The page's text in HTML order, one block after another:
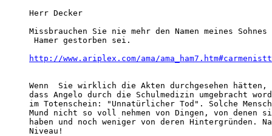
Herr Decker
Missbrauchen Sie nie mehr den Namen meines
Hamer gestorben sei.
http://www.ariplex.com/ama/
Wenn  Sie wirklich die Akten durchgesehen hätten,
dass Angelo durch die Schulmedizin umgebracht
im Totenschein: "Unnatürlicher Tod". Solche
Mund nicht so voll nehmen von Dingen, von denen
haben und noch weniger von deren Hintergründen.
Niveau!